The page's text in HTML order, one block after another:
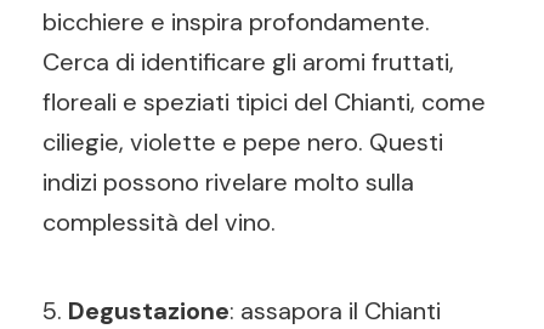
bicchiere e inspira profondamente.
Cerca di identificare gli aromi fruttati,
floreali e speziati tipici del Chianti, come
ciliegie, violette e pepe nero. Questi
indizi possono rivelare molto sulla
complessità del vino.
5. Degustazione: assapora il Chianti